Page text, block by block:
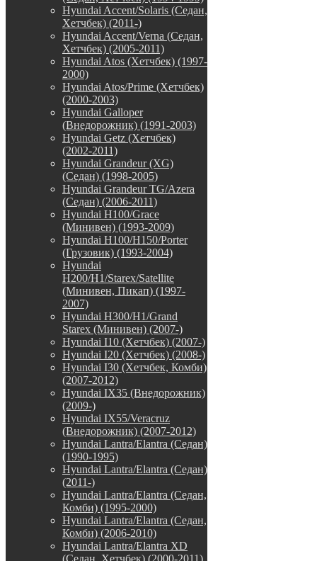
Hyundai Accent/Solaris (Седан,
Хетчбек) (2011-)
Hyundai Accent/Verna (Седан,
Хетчбек) (2005-2011)
Hyundai Atos (Хетчбек) (1997-
2000)
Hyundai Atos/Prime (Хетчбек)
(2000-2003)
Hyundai Galloper
(Внедорожник) (1991-2003)
Hyundai Getz (Хетчбек)
(2002-2011)
Hyundai Grandeur (XG)
(Седан) (1998-2005)
Hyundai Grandeur TG/Azera
(Седан) (2006-2011)
Hyundai H100/Grace
(Минивен) (1993-2009)
Hyundai H100/H150/Porter
(Грузовик) (1993-2004)
Hyundai
H200/H1/Starex/Satellite
(Минивен, Пикап) (1997-
2007)
Hyundai H300/H1/Grand
Starex (Минивен) (2007-)
Hyundai I10 (Хетчбек) (2007-)
Hyundai I20 (Хетчбек) (2008-)
Hyundai I30 (Хетчбек, Комби)
(2007-2012)
Hyundai IX35 (Внедорожник)
(2009-)
Hyundai IX55/Veracruz
(Внедорожник) (2007-2012)
Hyundai Lantra/Elantra (Седан)
(1990-1995)
Hyundai Lantra/Elantra (Седан)
(2011-)
Hyundai Lantra/Elantra (Седан,
Комби) (1995-2000)
Hyundai Lantra/Elantra (Седан,
Комби) (2006-2010)
Hyundai Lantra/Elantra XD
(Седан, Хетчбек) (2000-2011)